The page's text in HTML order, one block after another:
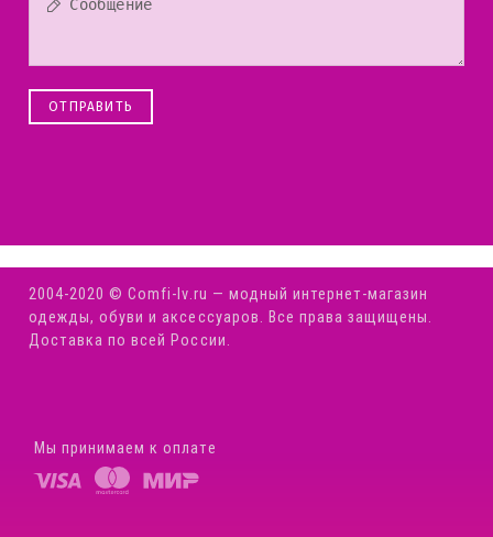
ОТПРАВИТЬ
2004-2020 © Comfi-Iv.ru — модный интернет-магазин
одежды, обуви и аксессуаров. Все права защищены.
Доставка по всей России.
Мы принимаем к оплате